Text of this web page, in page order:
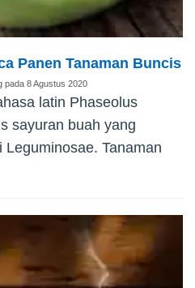
Panen Tanaman Buncis
pada 8 Agustus 2020
latin Phaseolus
sayuran buah yang
Tanaman